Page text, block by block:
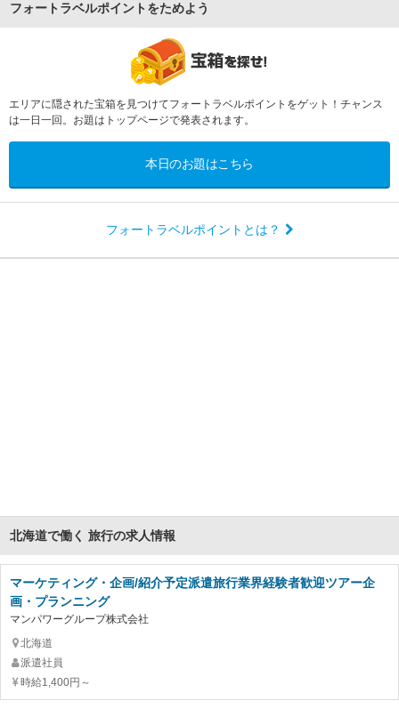
フォートラベルポイントをためよう
エリアに隠された宝箱を見つけてフォートラベルポイントをゲット！チャンス
は一日一回。お題はトップページで発表されます。
本日のお題はこちら
フォートラベルポイントとは？
北海道で働く 旅行の求人情報
マーケティング・企画/紹介予定派遣旅行業界経験者歓迎ツアー企
画・プランニング
マンパワーグループ株式会社
北海道
派遣社員
時給1,400円～